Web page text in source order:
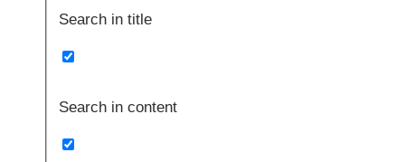
Search in title
Search in content